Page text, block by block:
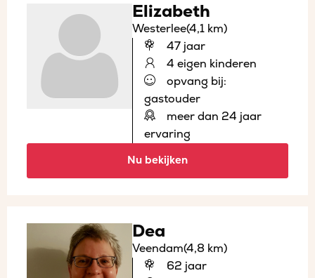
Elizabeth
Westerlee(4,1 km)
47 jaar
4 eigen kinderen
opvang bij:
gastouder
meer dan 24 jaar
ervaring
Nu bekijken
Dea
Veendam(4,8 km)
62 jaar